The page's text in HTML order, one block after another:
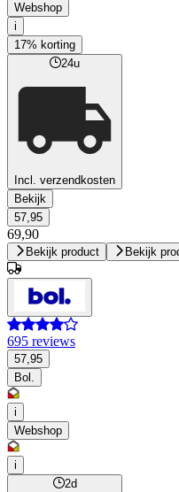
Webshop
i
17% korting
24u
Incl. verzendkosten
Bekijk
57,95
69,90
Bekijk product Bekijk
695 reviews
57,95
Bol.
i
Webshop
i
2d